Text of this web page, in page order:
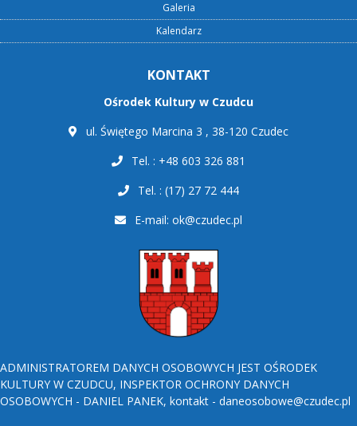
Galeria
Kalendarz
KONTAKT
Ośrodek Kultury w Czudcu
ul. Świętego Marcina 3 , 38-120 Czudec
Tel. : +48 603 326 881
Tel. : (17) 27 72 444
E-mail: ok@czudec.pl
ADMINISTRATOREM DANYCH OSOBOWYCH JEST OŚRODEK
KULTURY W CZUDCU, INSPEKTOR OCHRONY DANYCH
OSOBOWYCH - DANIEL PANEK, kontakt - daneosobowe@czudec.pl